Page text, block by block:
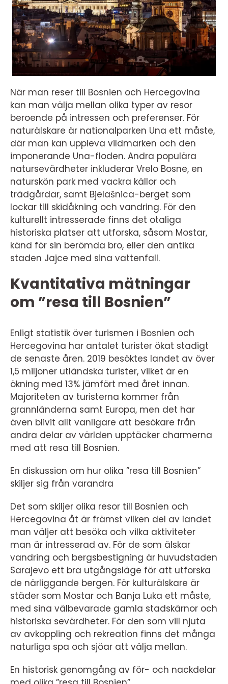
När man reser till Bosnien och Hercegovina
kan man välja mellan olika typer av resor
beroende på intressen och preferenser. För
naturälskare är nationalparken Una ett måste,
där man kan uppleva vildmarken och den
imponerande Una-floden. Andra populära
natursevärdheter inkluderar Vrelo Bosne, en
naturskön park med vackra källor och
trädgårdar, samt Bjelašnica-berget som
lockar till skidåkning och vandring. För den
kulturellt intresserade finns det otaliga
historiska platser att utforska, såsom Mostar,
känd för sin berömda bro, eller den antika
staden Jajce med sina vattenfall.
Kvantitativa mätningar
om ”resa till Bosnien”
Enligt statistik över turismen i Bosnien och
Hercegovina har antalet turister ökat stadigt
de senaste åren. 2019 besöktes landet av över
1,5 miljoner utländska turister, vilket är en
ökning med 13% jämfört med året innan.
Majoriteten av turisterna kommer från
grannländerna samt Europa, men det har
även blivit allt vanligare att besökare från
andra delar av världen upptäcker charmerna
med att resa till Bosnien.
En diskussion om hur olika ”resa till Bosnien”
skiljer sig från varandra
Det som skiljer olika resor till Bosnien och
Hercegovina åt är främst vilken del av landet
man väljer att besöka och vilka aktiviteter
man är intresserad av. För de som älskar
vandring och bergsbestigning är huvudstaden
Sarajevo ett bra utgångsläge för att utforska
de närliggande bergen. För kulturälskare är
städer som Mostar och Banja Luka ett måste,
med sina välbevarade gamla stadskärnor och
historiska sevärdheter. För den som vill njuta
av avkoppling och rekreation finns det många
naturliga spa och sjöar att välja mellan.
En historisk genomgång av för- och nackdelar